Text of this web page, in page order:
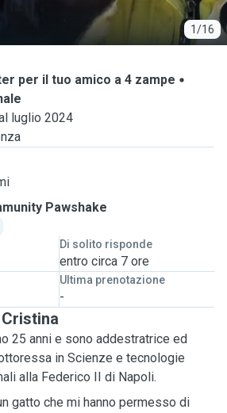
1/16
per il tuo amico a 4 zampe
luglio 2024
Pawshake
Di solito risponde
entro circa 7 ore
Ultima prenotazione
-
25 anni e sono addestratrice ed
in Scienze e tecnologie
alla Federico II di Napoli.
gatto che mi hanno permesso di